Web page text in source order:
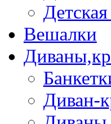
Вешалки
Диван-